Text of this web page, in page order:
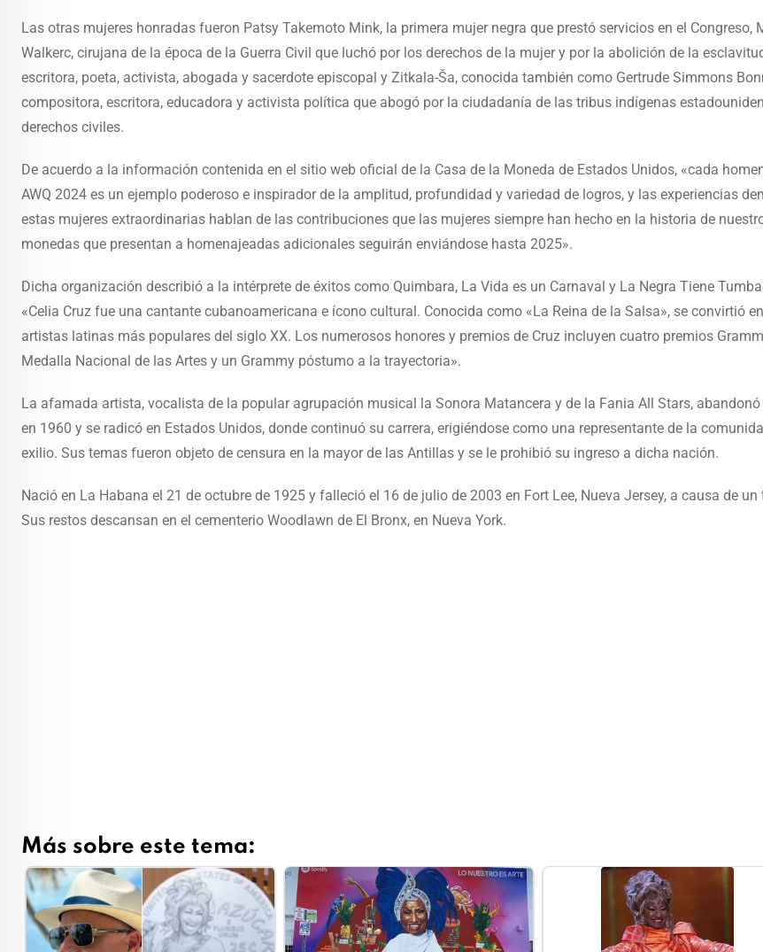
Las otras mujeres honradas fueron Patsy Takemoto Mink, la primera mujer negra que prestó servicios en el Congreso,
Walkerc, cirujana de la época de la Guerra Civil que luchó por los derechos de la mujer y por la abolición de la
escritora, poeta, activista, abogada y sacerdote episcopal y Zitkala-Ša, conocida también como Gertrude Simmons
compositora, escritora, educadora y activista política que abogó por la ciudadanía de las tribus indígenas
derechos civiles.
De acuerdo a la información contenida en el sitio web oficial de la Casa de la Moneda de Estados Unidos, «cada
AWQ 2024 es un ejemplo poderoso e inspirador de la amplitud, profundidad y variedad de logros, y las experiencias
estas mujeres extraordinarias hablan de las contribuciones que las mujeres siempre han hecho en la historia de
monedas que presentan a homenajeadas adicionales seguirán enviándose hasta 2025».
Dicha organización describió a la intérprete de éxitos como Quimbara, La Vida es un Carnaval y La Negra Tiene
«Celia Cruz fue una cantante cubanoamericana e ícono cultural. Conocida como «La Reina de la Salsa», se convirtió
artistas latinas más populares del siglo XX. Los numerosos honores y premios de Cruz incluyen cuatro premios
Medalla Nacional de las Artes y un Grammy póstumo a la trayectoria».
La afamada artista, vocalista de la popular agrupación musical la Sonora Matancera y de la Fania All Stars, abandonó
en 1960 y se radicó en Estados Unidos, donde continuó su carrera, erigiéndose como una representante de la
exilio. Sus temas fueron objeto de censura en la mayor de las Antillas y se le prohibió su ingreso a dicha nación.
Nació en La Habana el 21 de octubre de 1925 y falleció el 16 de julio de 2003 en Fort Lee, Nueva Jersey, a causa de un
Sus restos descansan en el cementerio Woodlawn de El Bronx, en Nueva York.
Más sobre este tema: